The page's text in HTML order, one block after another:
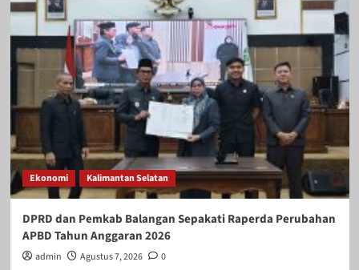
Ekonomi Kalimantan Selatan
DPRD dan Pemkab Balangan Sepakati Raperda Perubahan
APBD Tahun Anggaran 2026
admin Agustus 7, 2026 0